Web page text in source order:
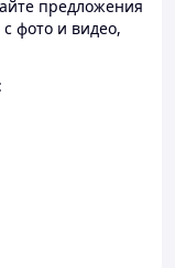
предложения
фото и видео,